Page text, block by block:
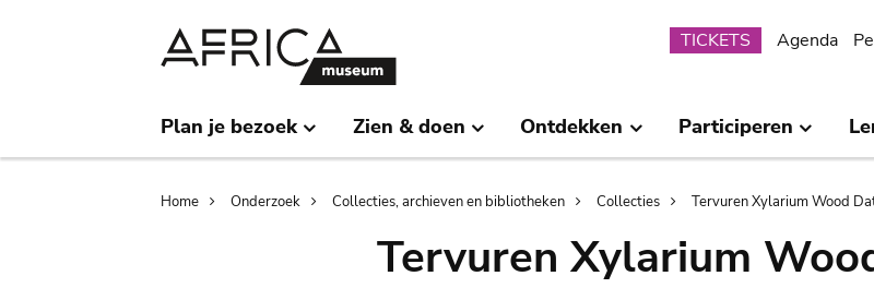
Submenu
TICKETS Agenda
Plan je bezoek Zien & doen Ontdekken Participeren
Breadcrumb
Home Onderzoek Collecties, archieven en bibliotheken Collecties Tervuren Xylarium Wood
Tervuren Xylarium